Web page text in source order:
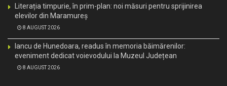
Literația timpurie, în prim-plan: noi măsuri pentru sprijinirea
elevilor din Maramureș
8 AUGUST 2026
Iancu de Hunedoara, readus în memoria băimărenilor:
eveniment dedicat voievodului la Muzeul Județean
8 AUGUST 2026